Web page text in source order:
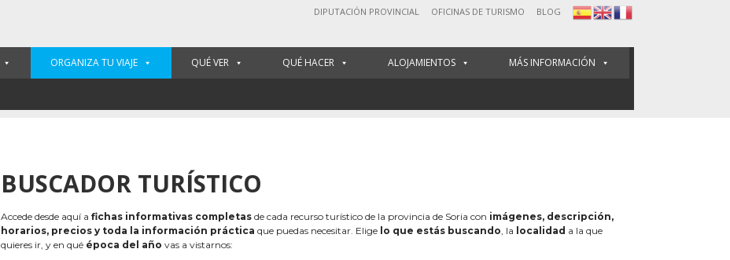
DIPUTACIÓN PROVINCIAL OFICINAS DE TURISMO BLOG
ORGANIZA TU VIAJE QUÉ VER QUÉ HACER ALOJAMIENTOS MÁS INFORMACIÓN
BUSCADOR TURÍSTICO
Accede desde aquí a fichas informativas completas de cada recurso turístico de la provincia de Soria con imágenes, descripción,
horarios, precios y toda la información práctica que puedas necesitar. Elige lo que estás buscando, la localidad a la que
quieres ir, y en qué época del año vas a vistarnos: